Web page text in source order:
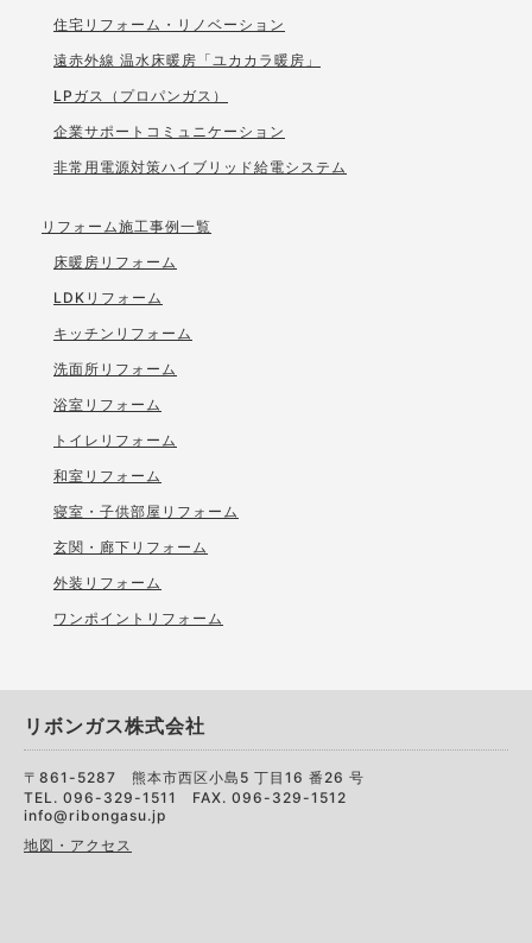
住宅リフォーム・リノベーション
遠赤外線 温水床暖房「ユカカラ暖房」
LPガス（プロパンガス）
企業サポートコミュニケーション
非常用電源対策ハイブリッド給電システム
リフォーム施工事例一覧
床暖房リフォーム
LDKリフォーム
キッチンリフォーム
洗面所リフォーム
浴室リフォーム
トイレリフォーム
和室リフォーム
寝室・子供部屋リフォーム
玄関・廊下リフォーム
外装リフォーム
ワンポイントリフォーム
リボンガス株式会社
〒861-5287 熊本市西区小島5 丁目16 番26 号
TEL. 096-329-1511 FAX. 096-329-1512
info@ribongasu.jp
地図・アクセス